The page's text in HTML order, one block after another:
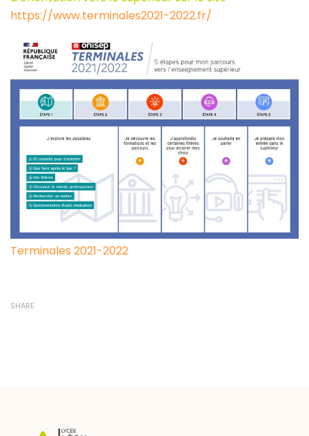
https://www.terminales2021-2022.fr/
Terminales 2021-2022
SHARE